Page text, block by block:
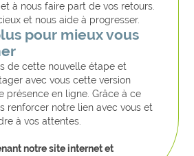
à nous faire part de vos retours.
et nous aide à progresser.
pour mieux vous
de cette nouvelle étape et
avec vous cette version
présence en ligne. Grâce à ce
renforcer notre lien avec vous et
à vos attentes.
notre site internet et